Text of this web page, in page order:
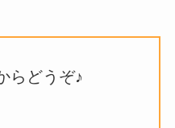
らどうぞ♪